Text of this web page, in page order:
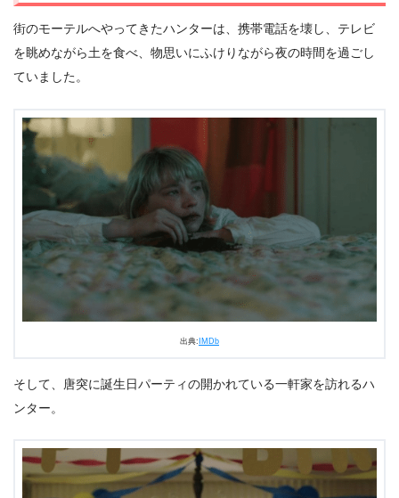
街のモーテルへやってきたハンターは、携帯電話を壊し、テレビ
を眺めながら土を食べ、物思いにふけりながら夜の時間を過ごし
ていました。
出典: IMDb
そして、唐突に誕生日パーティの開かれている一軒家を訪れるハ
ンター。